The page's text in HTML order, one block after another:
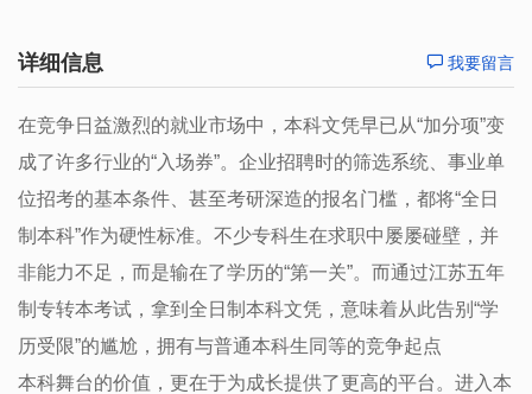
详细信息 我要留言
在竞争日益激烈的就业市场中，本科文凭早已从“加分项”变
成了许多行业的“入场券”。企业招聘时的筛选系统、事业单
位招考的基本条件、甚至考研深造的报名门槛，都将“全日
制本科”作为硬性标准。不少专科生在求职中屡屡碰壁，并
非能力不足，而是输在了学历的“第一关”。而通过江苏五年
制专转本考试，拿到全日制本科文凭，意味着从此告别“学
历受限”的尴尬，拥有与普通本科生同等的竞争起点
本科舞台的价值，更在于为成长提供了更高的平台。进入本